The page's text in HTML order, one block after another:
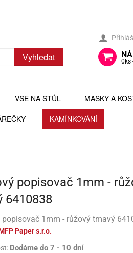
0 ks
Vyhledat
VŠE NA STŮL
BRČKA
JEDNORÁZOVÉ PŘÍBORY
KELÍMKY A POHÁRKY
TÉMATICKÉ
KOŠÍČKY NA MUFFINY
NAPICHOVÁTKA A ZÁPICHY
MASKY A
KLOBOUKY,
AROMA NA SLIZ
AKTIVÁTOR NA VÝROBU
HRAČKY
KAMÍNKOVÁNÍ
popisovač 1mm -
6410838
popisovač 1mm - růžový tmavý
Paper s.r.o.
Dodáme do 7 - 10 dní